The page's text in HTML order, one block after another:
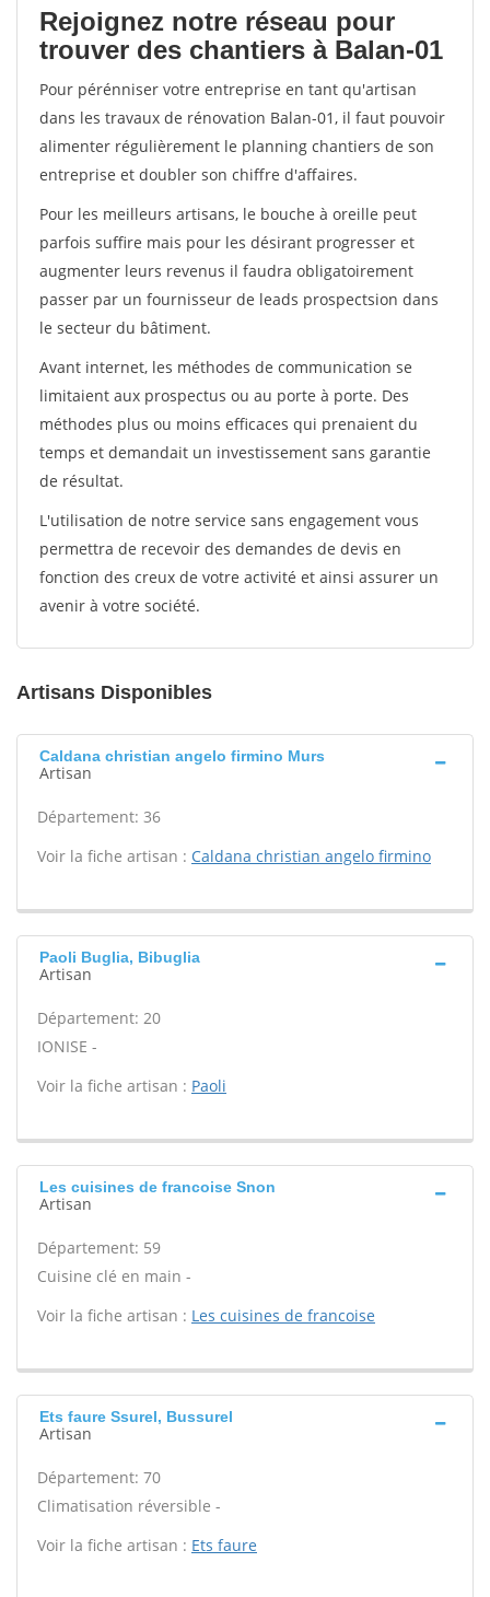
Rejoignez notre réseau pour
trouver des chantiers à Balan-01
Pour pérénniser votre entreprise en tant qu'artisan
dans les travaux de rénovation Balan-01, il faut pouvoir
alimenter régulièrement le planning chantiers de son
entreprise et doubler son chiffre d'affaires.
Pour les meilleurs artisans, le bouche à oreille peut
parfois suffire mais pour les désirant progresser et
augmenter leurs revenus il faudra obligatoirement
passer par un fournisseur de leads prospectsion dans
le secteur du bâtiment.
Avant internet, les méthodes de communication se
limitaient aux prospectus ou au porte à porte. Des
méthodes plus ou moins efficaces qui prenaient du
temps et demandait un investissement sans garantie
de résultat.
L'utilisation de notre service sans engagement vous
permettra de recevoir des demandes de devis en
fonction des creux de votre activité et ainsi assurer un
avenir à votre société.
Artisans Disponibles
Caldana christian angelo firmino Murs
Artisan
Département: 36
Voir la fiche artisan : Caldana christian angelo firmino
Paoli Buglia, Bibuglia
Artisan
Département: 20
IONISE -
Voir la fiche artisan : Paoli
Les cuisines de francoise Snon
Artisan
Département: 59
Cuisine clé en main -
Voir la fiche artisan : Les cuisines de francoise
Ets faure Ssurel, Bussurel
Artisan
Département: 70
Climatisation réversible -
Voir la fiche artisan : Ets faure